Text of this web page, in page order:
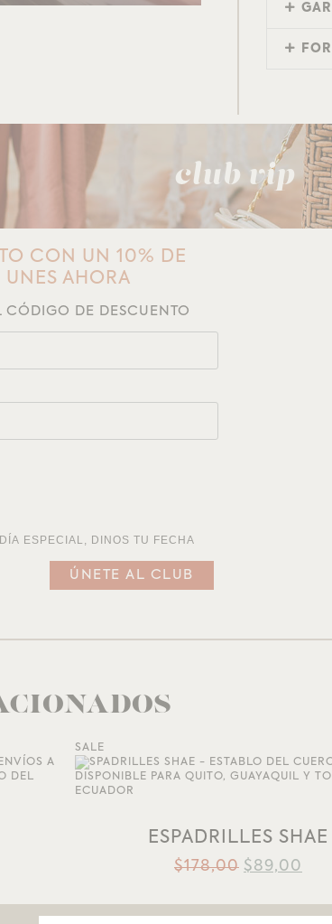
club vip
CON UN 10% DE
UNES AHORA
CÓDIGO DE DESCUENTO
ESPECIAL, DINOS TU FECHA
SALE
ESPADRILLES SHAE
$178,00 $89,00